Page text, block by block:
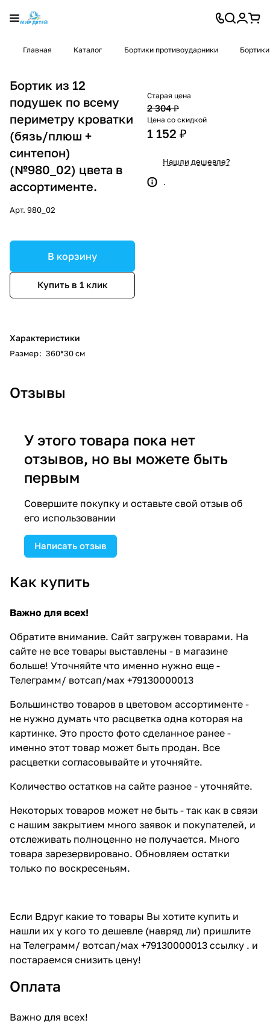
Главная Каталог Бортики противоударники
Бортик из 12
подушек по всему
периметру кроватки
(бязь/плюш +
синтепон)
(№980_02) цвета в
ассортименте.
Арт. 980_02
В корзину
Купить в 1 клик
Характеристики
Размер: 360*30 см
Старая цена
2 304 ₽
Цена со скидкой
1 152 ₽
Нашли дешевле?
.
Отзывы
У этого товара пока нет
отзывов, но вы можете быть
первым
Совершите покупку и оставьте свой отзыв об
его использовании
Написать отзыв
Как купить
Важно для всех!
Обратите внимание. Сайт загружен товарами. На
сайте не все товары выставлены - в магазине
больше! Уточняйте что именно нужно еще -
Телеграмм/ вотсап/мах +79130000013
Большинство товаров в цветовом ассортименте -
не нужно думать что расцветка одна которая на
картинке. Это просто фото сделанное ранее -
именно этот товар может быть продан. Все
расцветки согласовывайте и уточняйте.
Количество остатков на сайте разное - уточняйте.
Некоторых товаров может не быть - так как в связи
с нашим закрытием много заявок и покупателей, и
отслеживать полноценно не получается. Много
товара зарезервировано. Обновляем остатки
только по воскресеньям.
Если Вдруг какие то товары Вы хотите купить и
нашли их у кого то дешевле (навряд ли) пришлите
на Телеграмм/ вотсап/мах +79130000013 ссылку . и
постараемся снизить цену!
Оплата
Важно для всех!